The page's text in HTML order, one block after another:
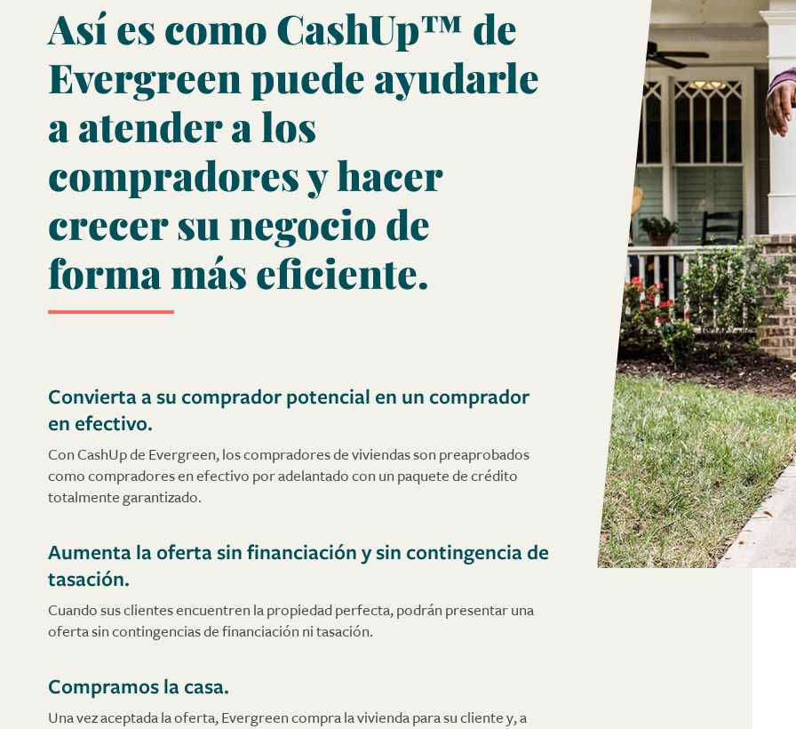
Así es como CashUp™ de
Evergreen puede ayudarle
a atender a los
compradores y hacer
crecer su negocio de
forma más eficiente.
Convierta a su comprador potencial en un comprador
en efectivo.
Con CashUp de Evergreen, los compradores de viviendas son preaprobados
como compradores en efectivo por adelantado con un paquete de crédito
totalmente garantizado.
Aumenta la oferta sin financiación y sin contingencia de
tasación.
Cuando sus clientes encuentren la propiedad perfecta, podrán presentar una
oferta sin contingencias de financiación ni tasación.
Compramos la casa.
Una vez aceptada la oferta, Evergreen compra la vivienda para su cliente y, a